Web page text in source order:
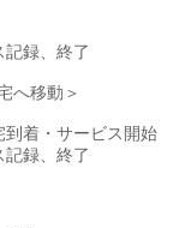
録、終了
へ移動＞
着・サービス開始
録、終了